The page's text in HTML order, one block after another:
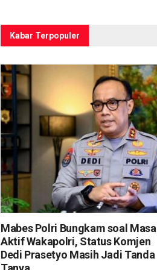
Kabar Terpopuler
Mabes Polri Bungkam soal Masa
Aktif Wakapolri, Status Komjen
Dedi Prasetyo Masih Jadi Tanda